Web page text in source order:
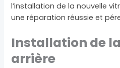
l’installation de la nouvelle
une réparation réussie et
Installation de
arrière